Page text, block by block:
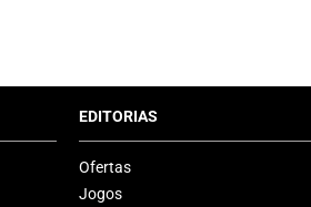
EDITORIAS
Ofertas
Jogos